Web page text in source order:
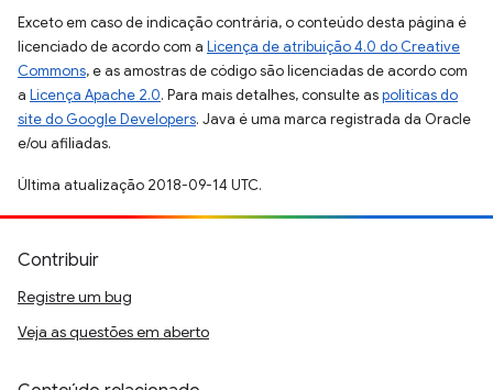
Exceto em caso de indicação contrária, o conteúdo desta página é
licenciado de acordo com a Licença de atribuição 4.0 do Creative
Commons, e as amostras de código são licenciadas de acordo com
a Licença Apache 2.0. Para mais detalhes, consulte aspolíticas do
site do Google Developers. Java é uma marca registrada da Oracle
e/ou afiliadas.
Última atualização 2018-09-14 UTC.
Contribuir
Registre um bug
Veja as questões em aberto